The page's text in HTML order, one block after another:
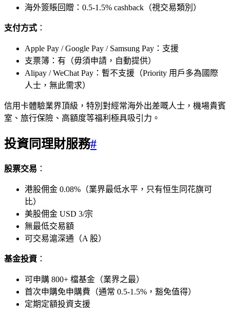
海外簽賬回贈：0.5-1.5% cashback（視交易類別）
支付方式 ：
Apple Pay / Google Pay / Samsung Pay：支援
支票簿：有（毋須申請，自動提供）
Alipay / WeChat Pay：暫不支援（Priority 用戶多為國際
人士，無此需求）
信用卡體驗業界頂級，特別對經常海外出差嘅人士，機場貴賓
室、旅行保險、高額度等福利極具吸引力。
投資同理財服務#
股票交易 ：
港股佣金 0.08%（業界最低水平，只有恒生同花旗可
比）
美股佣金 USD 3/宗
無最低交易額
可交易滬深通（A 股）
基金投資 ：
可申購 800+ 檔基金（業界之最）
首次申購免申購費（通常 0.5-1.5%，豁免值得）
定期定額投資支援